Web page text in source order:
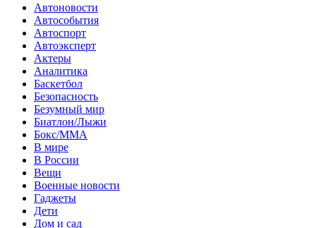
Автоновости
Автособытия
Автоспорт
Автоэксперт
Актеры
Аналитика
Баскетбол
Безопасность
Безумный мир
Биатлон/Лыжи
Бокс/MMA
В мире
В России
Вещи
Военные новости
Гаджеты
Дети
Дом и сад